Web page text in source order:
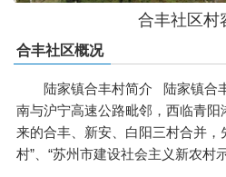
合丰社区村
合丰社区概况
陆家镇合丰村简介 陆家镇合
南与沪宁高速公路毗邻，西临青
来的合丰、新安、白阳三村合并，
村”、“苏州市建设社会主义新农村